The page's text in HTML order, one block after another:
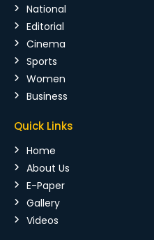
National
Editorial
Cinema
Sports
Women
Business
Quick Links
Home
About Us
E-Paper
Gallery
Videos